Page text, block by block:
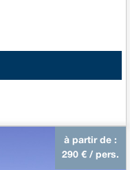
à partir de :
290 € / pers.